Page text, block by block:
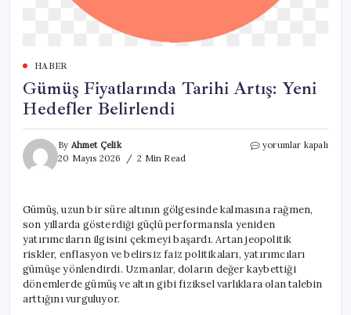
HABER
Gümüş Fiyatlarında Tarihi Artış: Yeni
Hedefler Belirlendi
By Ahmet Çelik
20 Mayıs 2026
2 Min Read
Gümüş
Hedefler
Belirlendi
için
yorumlar kapalı
Gümüş, uzun bir süre altının gölgesinde kalmasına rağmen,
son yıllarda gösterdiği güçlü performansla yeniden
yatırımcıların ilgisini çekmeyi başardı. Artan jeopolitik
riskler, enflasyon ve belirsiz faiz politikaları, yatırımcıları
gümüşe yönlendirdi. Uzmanlar, doların değer kaybettiği
dönemlerde gümüş ve altın gibi fiziksel varlıklara olan talebin
arttığını vurguluyor.